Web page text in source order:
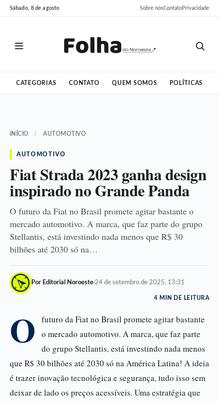
Pular
para
Pular
para
Sábado, 8 de agosto Sobre nósContatoPrivacidade
CATEGORIAS CONTATO QUEM SOMOS POLÍTICAS
INÍCIO / AUTOMOTIVO
AUTOMOTIVO
Fiat Strada 2023 ganha design
inspirado no Grande Panda
O futuro da Fiat no Brasil promete agitar bastante o
mercado automotivo. A marca, que faz parte do grupo
Stellantis, está investindo nada menos que R$ 30
bilhões até 2030 só na…
Por Editorial Noroeste·24 de setembro de 2025, 13:31
4 MIN DE LEITURA
O
futuro da Fiat no Brasil promete agitar bastante
o mercado automotivo. A marca, que faz parte
do grupo Stellantis, está investindo nada menos
que R$ 30 bilhões até 2030 só na América Latina! A ideia
é trazer inovação tecnológica e segurança, tudo isso sem
deixar de lado os preços acessíveis. Uma estratégia que